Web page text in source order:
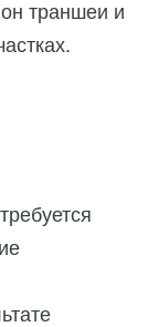
траншеи и